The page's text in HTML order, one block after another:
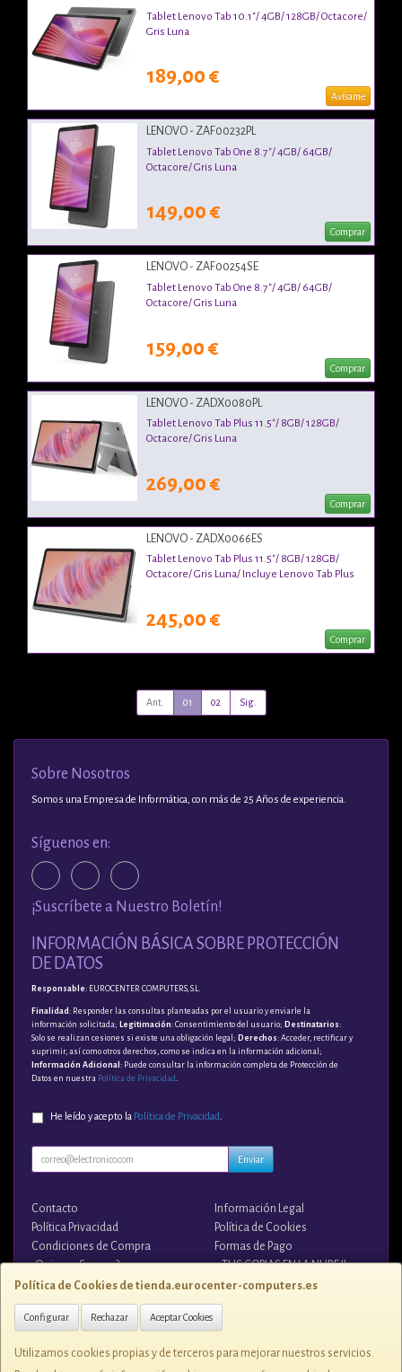
Tablet Lenovo Tab 10.1"/ 4GB/ 128GB/ Octacore/
Gris Luna
189,00 €
Avísame
LENOVO - ZAF00232PL
Tablet Lenovo Tab One 8.7"/ 4GB/ 64GB/
Octacore/ Gris Luna
149,00 €
Comprar
LENOVO - ZAF00254SE
Tablet Lenovo Tab One 8.7"/ 4GB/ 64GB/
Octacore/ Gris Luna
159,00 €
Comprar
LENOVO - ZADX0080PL
Tablet Lenovo Tab Plus 11.5"/ 8GB/ 128GB/
Octacore/ Gris Luna
269,00 €
Comprar
LENOVO - ZADX0066ES
Tablet Lenovo Tab Plus 11.5"/ 8GB/ 128GB/
Octacore/ Gris Luna/ Incluye Lenovo Tab Plus
245,00 €
Comprar
Ant. 01 02 Sig.
Política de Cookies de tienda.eurocenter-computers.es
Configurar Rechazar Aceptar Cookies
Utilizamos cookies propias y de terceros para mejorar nuestros servicios.
Sobre Nosotros
Somos una Empresa de Informática, con más de 25 Años de experiencia.
Síguenos en:
¡Suscríbete a Nuestro Boletín!
INFORMACIÓN BÁSICA SOBRE PROTECCIÓN
DE DATOS
Responsable: EUROCENTER COMPUTERS, S.L.
Finalidad : Responder las consultas planteadas por el usuario y enviarle la
información solicitada; Legitimación: Consentimiento del usuario; Destinatarios:
Solo se realizan cesiones si existe una obligación legal; Derechos: Acceder, rectificar y
suprimir, así como otros derechos, como se indica en la información adicional;
Información Adicional : Puede consultar la información completa de Protección de
Datos en nuestra Política de Privacidad
He leído y acepto la Política de Privacidad
Enviar
Contacto
Información Legal
Política Privacidad
Política de Cookies
Condiciones de Compra
Formas de Pago
¿Quienes Somos?
¡¡ TUS COPIAS EN LA NUBE !!
Contacto
tienda@eurocenter-computers.es